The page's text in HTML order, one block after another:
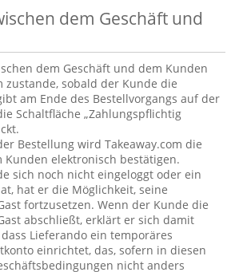
dem Geschäft und
dem Geschäft und dem Kunden
zustande, sobald der Kunde die
am Ende des Bestellvorgangs auf der
Schaltfläche „Zahlungspflichtig
Bestellung wird Takeaway.com die
Kunden elektronisch bestätigen.
sich noch nicht eingeloggt oder ein
hat er die Möglichkeit, seine
fortzusetzen. Wenn der Kunde die
abschließt, erklärt er sich damit
Lieferando ein temporäres
einrichtet, das, sofern in diesen
nicht anders